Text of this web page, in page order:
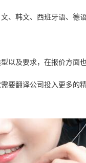
、韩文、西班牙语、德
以及要求，在报价方面
要翻译公司投入更多的